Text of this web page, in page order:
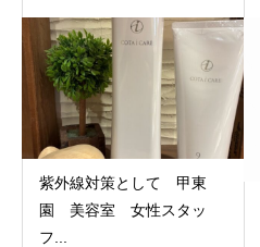
紫外線対策として 甲東
園 美容室 女性スタッ
フ...